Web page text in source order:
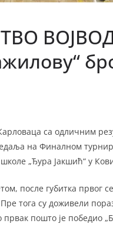
са одличним
на Финалном
„Ђура Јакшић“ у
после губитка првог
тога су доживели
пошто је победио